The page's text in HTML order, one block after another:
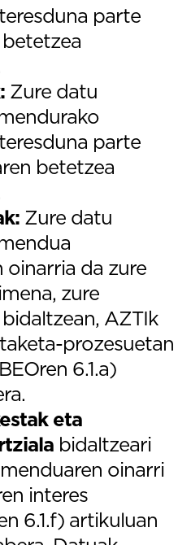
parte
Zure datu
parte
betetzea
Zure datu
da zure
zure
AZTIk
prozesuetan
6.1.a)
eta
bidaltzeari
oinarri
interes
6.1.f) artikuluan